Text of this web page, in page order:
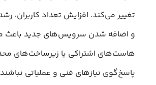
تغییر می‌کند. افزایش تعداد کاربران،
و اضافه شدن سرویس‌های جدید
هاست‌های اشتراکی یا زیرساخت‌های
پاسخ‌گوی نیازهای فنی و عملیاتی